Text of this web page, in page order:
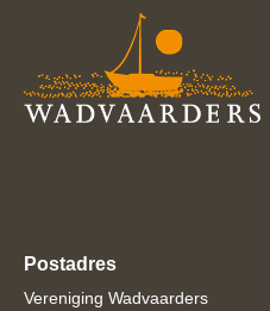
Postadres
Vereniging Wadvaarders